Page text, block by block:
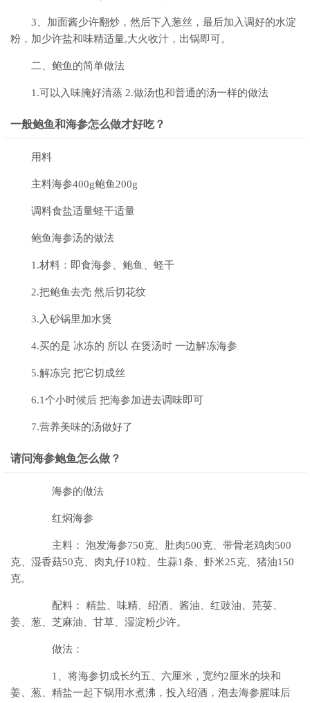
3、加面酱少许翻炒，然后下入葱丝，最后加入调好的水淀
粉，加少许盐和味精适量,大火收汁，出锅即可。
二、鲍鱼的简单做法
1.可以入味腌好清蒸 2.做汤也和普通的汤一样的做法
一般鲍鱼和海参怎么做才好吃？
用料
主料海参400g鲍鱼200g
调料食盐适量蛏干适量
鲍鱼海参汤的做法
1.材料：即食海参、鲍鱼、蛏干
2.把鲍鱼去壳 然后切花纹
3.入砂锅里加水煲
4.买的是 冰冻的 所以 在煲汤时 一边解冻海参
5.解冻完 把它切成丝
6.1个小时候后 把海参加进去调味即可
7.营养美味的汤做好了
请问海参鲍鱼怎么做？
海参的做法
红焖海参
主料： 泡发海参750克、肚肉500克、带骨老鸡肉500
克、湿香菇50克、肉丸仔10粒、生蒜1条、虾米25克、猪油150
克。
配料： 精盐、味精、绍酒、酱油、红豉油、芫荽、
姜、葱、芝麻油、甘草、湿淀粉少许。
做法：
1、将海参切成长约五、六厘米，宽约2厘米的块和
姜、葱、精盐一起下锅用水煮沸，投入绍酒，泡去海参腥味后